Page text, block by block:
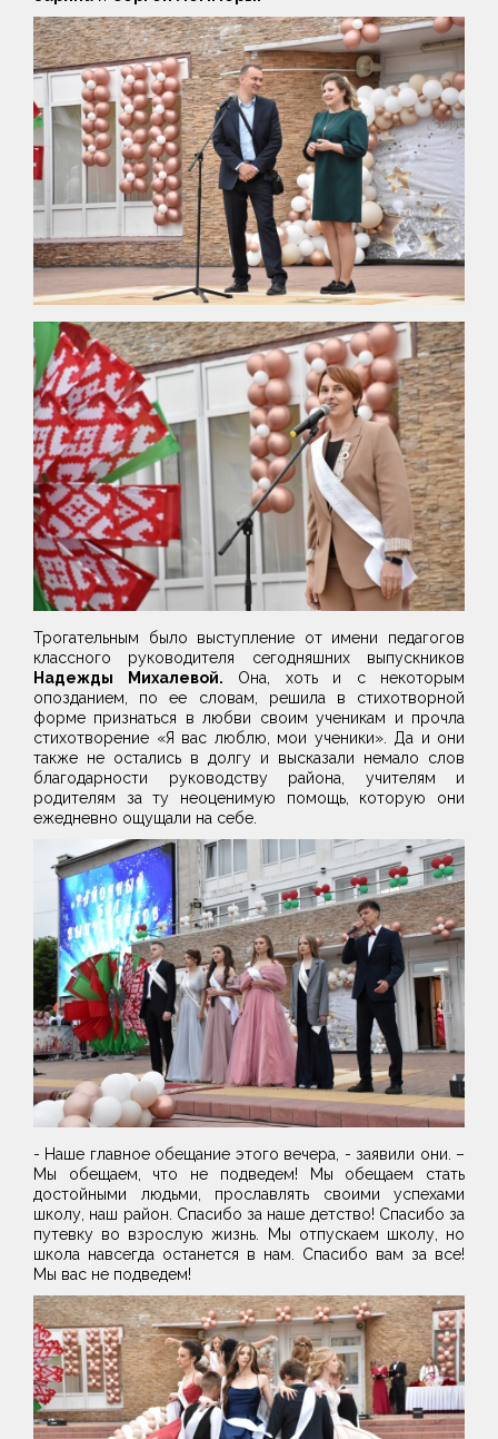
Трогательным было выступление от имени педагогов
классного руководителя сегодняшних выпускников
Надежды Михалевой. Она, хоть и с некоторым
опозданием, по ее словам, решила в стихотворной
форме признаться в любви своим ученикам и прочла
стихотворение «Я вас люблю, мои ученики». Да и они
также не остались в долгу и высказали немало слов
благодарности руководству района, учителям и
родителям за ту неоценимую помощь, которую они
ежедневно ощущали на себе.
- Наше главное обещание этого вечера, - заявили они. –
Мы обещаем, что не подведем! Мы обещаем стать
достойными людьми, прославлять своими успехами
школу, наш район. Спасибо за наше детство! Спасибо за
путевку во взрослую жизнь. Мы отпускаем школу, но
школа навсегда останется в нам. Спасибо вам за все!
Мы вас не подведем!